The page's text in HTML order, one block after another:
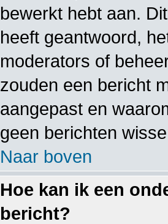
bewerkt hebt aan.
heeft geantwoord,
moderators of
zouden een bericht
aangepast en
geen berichten
Naar boven
Hoe kan ik een
bericht?